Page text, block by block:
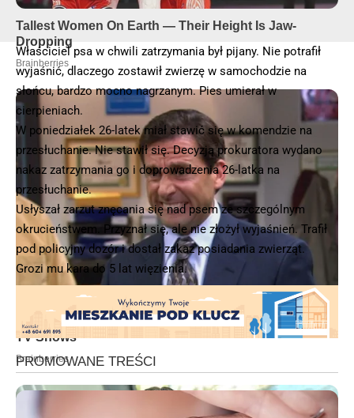
Właściciel psa w chwili zatrzymania był pijany. Nie potrafił
wyjaśnić, dlaczego zostawił zwierzę w samochodzie na
słońcu, bardzo mocno nagrzanym. Pies umierał w
cierpieniach.
W poniedziałek 26-latek miał stawić się w komendzie na
przesłuchanie. Nie stawił się. Decyzją prokuratora wydano
nakaz zatrzymania go i doprowadzenia 26-latka na
przesłuchanie.
Usłyszał zarzut znęcania się nad psem ze szczególnym
okrucieństwem. Przyznał się, ale nie złożył wyjaśnień. Trafił
pod policyjny dozór i dostał zakaz posiadania zwierząt.
Grozi mu kara do 5 lat więzienia.